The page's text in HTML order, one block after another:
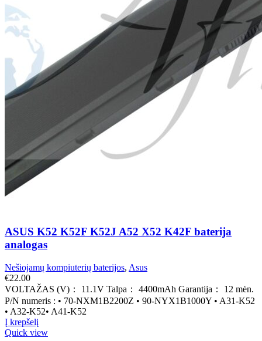
ASUS K52 K52F K52J A52 X52 K42F baterija
analogas
Nešiojamų kompiuterių baterijos, Asus
€22.00
VOLTAŽAS (V)： 11.1V Talpa： 4400mAh Garantija： 12 mėn.
P/N numeris : • 70-NXM1B2200Z • 90-NYX1B1000Y • A31-K52
• A32-K52• A41-K52
Į krepšelį
Quick view